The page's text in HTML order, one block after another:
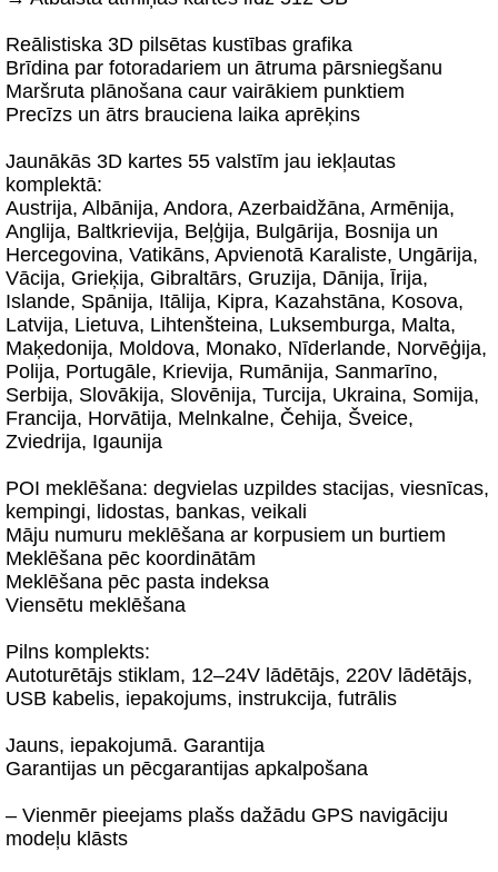
Reālistiska 3D pilsētas kustības grafika
Brīdina par fotoradariem un ātruma pārsniegšanu
Maršruta plānošana caur vairākiem punktiem
Precīzs un ātrs brauciena laika aprēķins
Jaunākās 3D kartes 55 valstīm jau iekļautas
komplektā:
Austrija, Albānija, Andora, Azerbaidžāna, Armēnija,
Anglija, Baltkrievija, Beļģija, Bulgārija, Bosnija un
Hercegovina, Vatikāns, Apvienotā Karaliste, Ungārija,
Vācija, Grieķija, Gibraltārs, Gruzija, Dānija, Īrija,
Islande, Spānija, Itālija, Kipra, Kazahstāna, Kosova,
Latvija, Lietuva, Lihtenšteina, Luksemburga, Malta,
Maķedonija, Moldova, Monako, Nīderlande, Norvēģija,
Polija, Portugāle, Krievija, Rumānija, Sanmarīno,
Serbija, Slovākija, Slovēnija, Turcija, Ukraina, Somija,
Francija, Horvātija, Melnkalne, Čehija, Šveice,
Zviedrija, Igaunija
POI meklēšana: degvielas uzpildes stacijas, viesnīcas,
kempingi, lidostas, bankas, veikali
Māju numuru meklēšana ar korpusiem un burtiem
Meklēšana pēc koordinātām
Meklēšana pēc pasta indeksa
Viensētu meklēšana
Pilns komplekts:
Autoturētājs stiklam, 12–24V lādētājs, 220V lādētājs,
USB kabelis, iepakojums, instrukcija, futrālis
Jauns, iepakojumā. Garantija
Garantijas un pēcgarantijas apkalpošana
– Vienmēr pieejams plašs dažādu GPS navigāciju
modeļu klāsts